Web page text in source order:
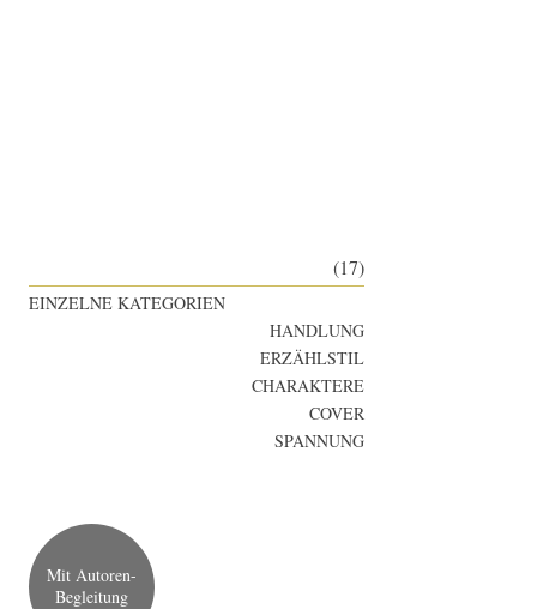
(17)
EINZELNE KATEGORIEN
HANDLUNG
ERZÄHLSTIL
CHARAKTERE
COVER
SPANNUNG
Mit Autoren-
Begleitung